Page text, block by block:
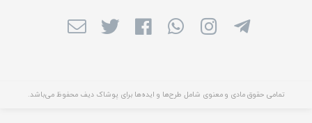
تمامی حقوق مادی و معنوی شامل طرح‌ها و ایده‌ها برای پوشاک دیف محفوظ می‌باشد.